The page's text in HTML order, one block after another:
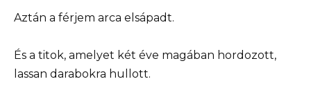
Aztán a férjem arca elsápadt.
És a titok, amelyet két éve magában hordozott,
lassan darabokra hullott.